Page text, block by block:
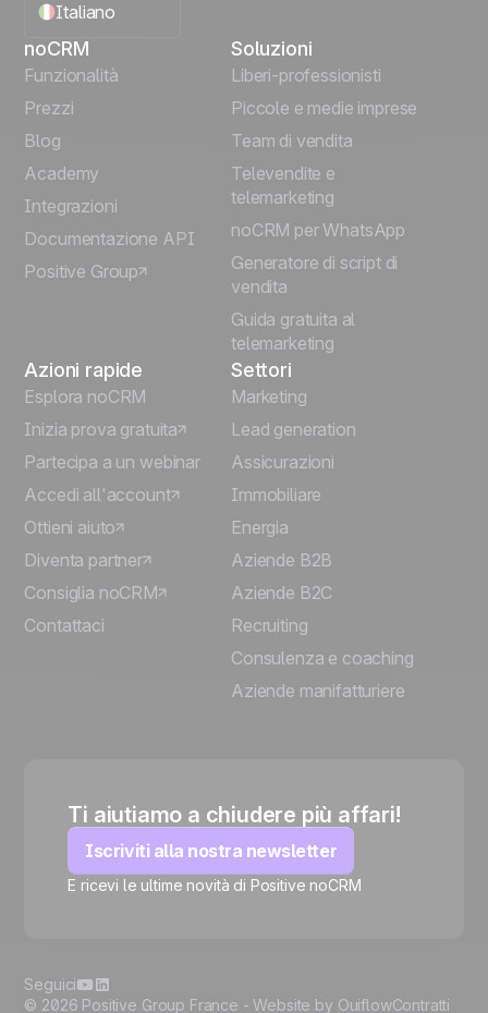
🍪
Italiano
English
Español
Português
Deutsch
noCRM
Funzionalità
Prezzi
Blog
Academy
Integrazioni
Documentazione API
Positive Group
Soluzioni
Liberi-professionisti
Piccole e medie imprese
Team di vendita
Televendite e
telemarketing
noCRM per WhatsApp
Generatore di script di
vendita
Guida gratuita al
telemarketing
Azioni rapide
Esplora noCRM
Inizia prova gratuita
Partecipa a un webinar
Accedi all'account
Ottieni aiuto
Diventa partner
Consiglia noCRM
Contattaci
Settori
Marketing
Lead generation
Assicurazioni
Immobiliare
Energia
Aziende B2B
Aziende B2C
Recruiting
Consulenza e coaching
Aziende manifatturiere
Ti aiutiamo a chiudere più affari!
Iscriviti alla nostra newsletter
E ricevi le ultime novità di Positive noCRM
© 2026 Positive Group France -Website by OuiflowContratti
Seguici